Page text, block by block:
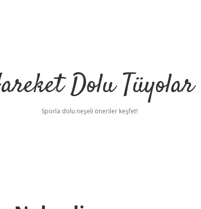
Dolu Tüyolar
Sporla dolu neşeli öneriler keşfet!